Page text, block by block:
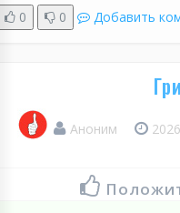
0 0 Добавить
Аноним